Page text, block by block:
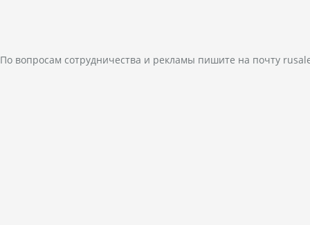
По вопросам сотрудничества и рекламы пишите на почту